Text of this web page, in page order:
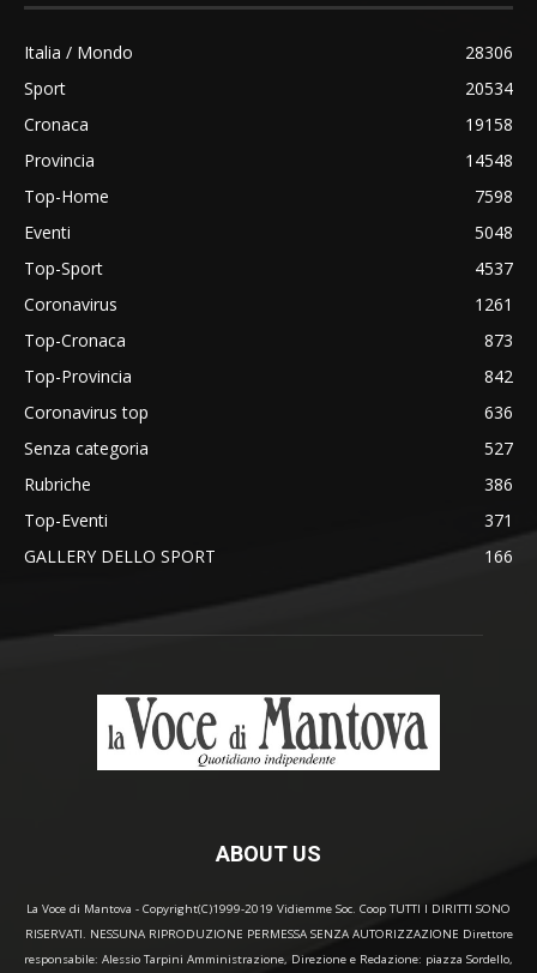
Italia / Mondo
28306
Sport
20534
Cronaca
19158
Provincia
14548
Top-Home
7598
Eventi
5048
Top-Sport
4537
Coronavirus
1261
Top-Cronaca
873
Top-Provincia
842
Coronavirus top
636
Senza categoria
527
Rubriche
386
Top-Eventi
371
GALLERY DELLO SPORT
166
ABOUT US
La Voce di Mantova - Copyright(C)1999-2019 Vidiemme Soc. Coop TUTTI I DIRITTI SONO
RISERVATI. NESSUNA RIPRODUZIONE PERMESSA SENZA AUTORIZZAZIONE Direttore
responsabile: Alessio Tarpini Amministrazione, Direzione e Redazione: piazza Sordello,